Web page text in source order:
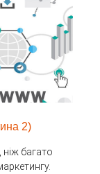
2)
багато